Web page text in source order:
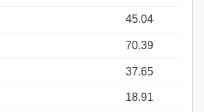
45.04
70.39
37.65
18.91